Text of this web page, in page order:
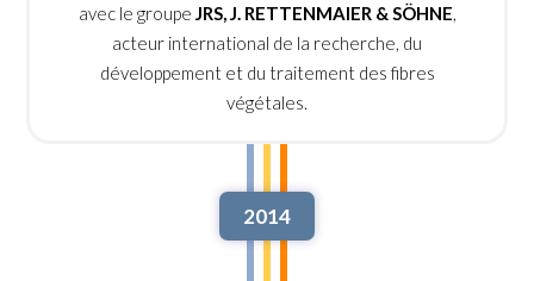
avec le groupe JRS, J. RETTENMAIER & SÖHNE,
acteur international de la recherche, du
développement et du traitement des fibres
végétales.
2014